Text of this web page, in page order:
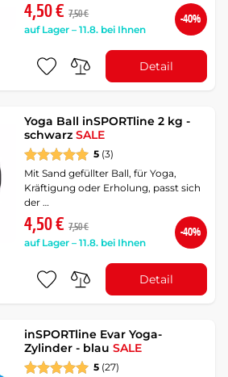
4,50 € 7,50 €
auf Lager – 11.8. bei Ihnen
-40%
Detail
Yoga Ball inSPORTline 2 kg -
schwarzSALE
5 (3)
Mit Sand gefüllter Ball, für Yoga,
Kräftigung oder Erholung, passt sich
der …
4,50 € 7,50 €
auf Lager – 11.8. bei Ihnen
-40%
Detail
inSPORTline Evar Yoga-
Zylinder - blauSALE
5 (27)